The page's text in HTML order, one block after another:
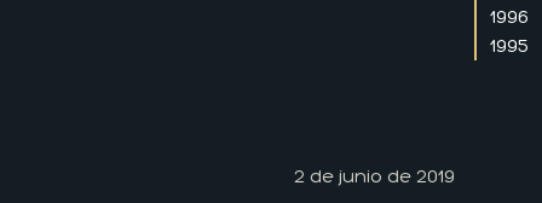
2 de junio de 2019
1996
1995